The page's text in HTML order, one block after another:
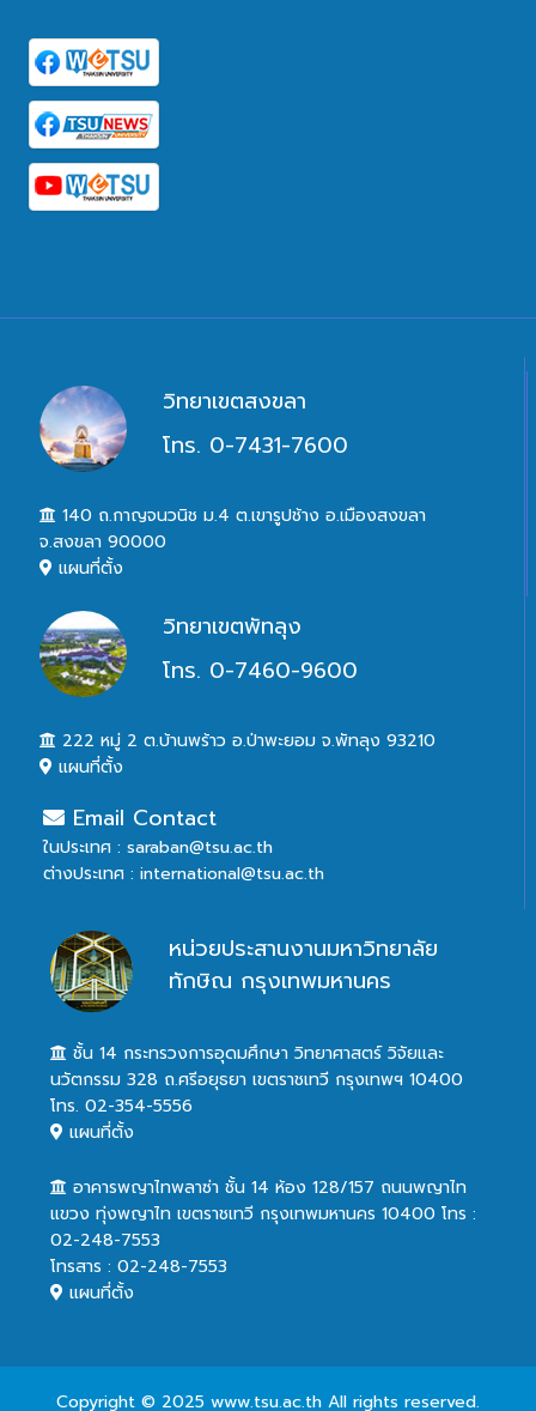
วิทยาเขตสงขลา
โทร. 0-7431-7600
140 ถ.กาญจนวนิช ม.4 ต.เขารูปช้าง อ.เมืองสงขลา
จ.สงขลา 90000
แผนที่ตั้ง
วิทยาเขตพัทลุง
โทร. 0-7460-9600
222 หมู่ 2 ต.บ้านพร้าว อ.ป่าพะยอม จ.พัทลุง 93210
แผนที่ตั้ง
Email Contact
ในประเทศ : saraban@tsu.ac.th
ต่างประเทศ : international@tsu.ac.th
หน่วยประสานงานมหาวิทยาลัย
ทักษิณ กรุงเทพมหานคร
ชั้น 14 กระทรวงการอุดมศึกษา วิทยาศาสตร์ วิจัยและ
นวัตกรรม 328 ถ.ศรีอยุธยา เขตราชเทวี กรุงเทพฯ 10400
โทร. 02-354-5556
แผนที่ตั้ง
อาคารพญาไทพลาซ่า ชั้น 14 ห้อง 128/157 ถนนพญาไท
แขวง ทุ่งพญาไท เขตราชเทวี กรุงเทพมหานคร 10400 โทร :
02-248-7553
โทรสาร : 02-248-7553
แผนที่ตั้ง
Copyright © 2025 www.tsu.ac.th All rights reserved.